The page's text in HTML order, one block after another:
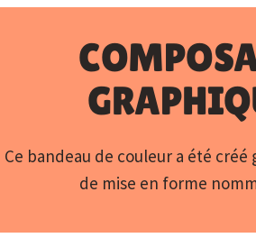
Ce bandeau de couleur a été créé
de mise en forme